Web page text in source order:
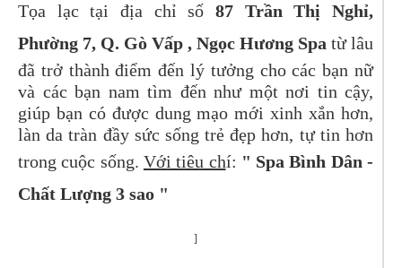
Tọa lạc tại địa chỉ số 87 Trần Thị Nghỉ,
Phường 7, Q. Gò Vấp , Ngọc Hương Spa từ lâu
đã trở thành điểm đến lý tưởng cho các bạn nữ
và các bạn nam tìm đến như một nơi tin cậy,
giúp bạn có được dung mạo mới xinh xắn hơn,
làn da tràn đầy sức sống trẻ đẹp hơn, tự tin hơn
trong cuộc sống. Với tiêu chí: " Spa Bình Dân -
Chất Lượng 3 sao "
]